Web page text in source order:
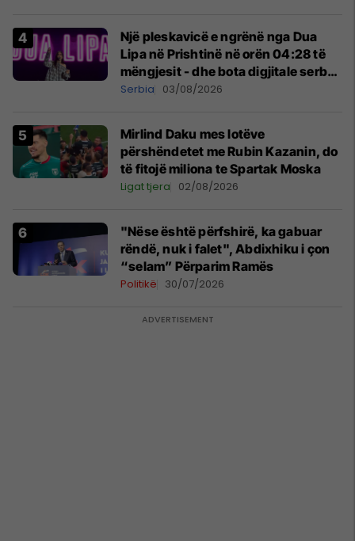
Një pleskavicë e ngrënë nga Dua
Lipa në Prishtinë në orën 04:28 të
mëngjesit - dhe bota digjitale serbe
shpall gjendjen e luftës
Serbia 03/08/2026
Mirlind Daku mes lotëve
përshëndetet me Rubin Kazanin, do
të fitojë miliona te Spartak Moska
Ligat tjera 02/08/2026
"Nëse është përfshirë, ka gabuar
rëndë, nuk i falet", Abdixhiku i çon
“selam” Përparim Ramës
Politikë 30/07/2026